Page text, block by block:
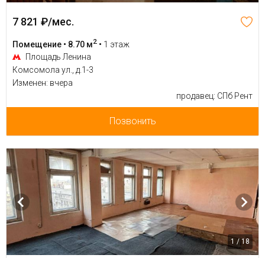
7 821 ₽/мес.
Помещение • 8.70 м2 • 1 этаж
Площадь Ленина
Комсомола ул., д.1-3
Изменен: вчера
продавец: СПб Рент
Позвонить
1 / 18